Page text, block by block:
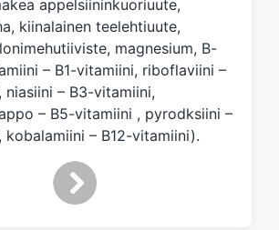
appelsiininkuoriuute,
kiinalainen teelehtiuute,
magnesium, B-
– B1-vitamiini, riboflaviini –
niasiini – B3-vitamiini,
– B5-vitamiini , pyrodksiini –
kobalamiini – B12-vitamiini).